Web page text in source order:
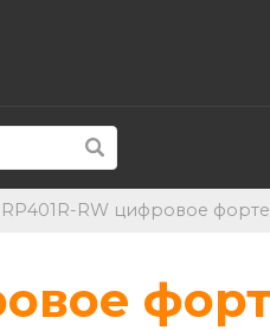
RP401R-RW цифровое